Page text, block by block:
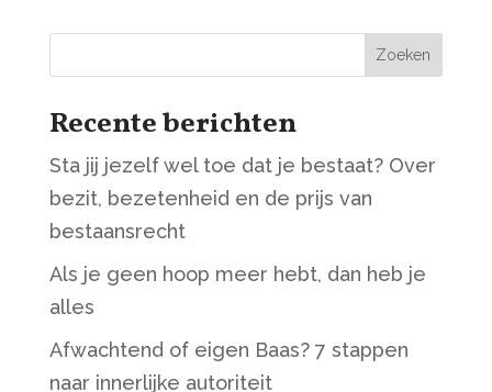
Zoeken
Recente berichten
Sta jij jezelf wel toe dat je bestaat? Over
bezit, bezetenheid en de prijs van
bestaansrecht
Als je geen hoop meer hebt, dan heb je
alles
Afwachtend of eigen Baas? 7 stappen
naar innerlijke autoriteit